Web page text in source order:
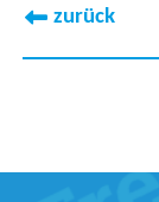
zurück